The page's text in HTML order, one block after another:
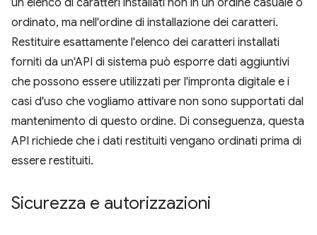
un elenco di caratteri installati non in un ordine casuale o
ordinato, ma nell'ordine di installazione dei caratteri.
Restituire esattamente l'elenco dei caratteri installati
forniti da un'API di sistema può esporre dati aggiuntivi
che possono essere utilizzati per l'impronta digitale e i
casi d'uso che vogliamo attivare non sono supportati dal
mantenimento di questo ordine. Di conseguenza, questa
API richiede che i dati restituiti vengano ordinati prima di
essere restituiti.
Sicurezza e autorizzazioni